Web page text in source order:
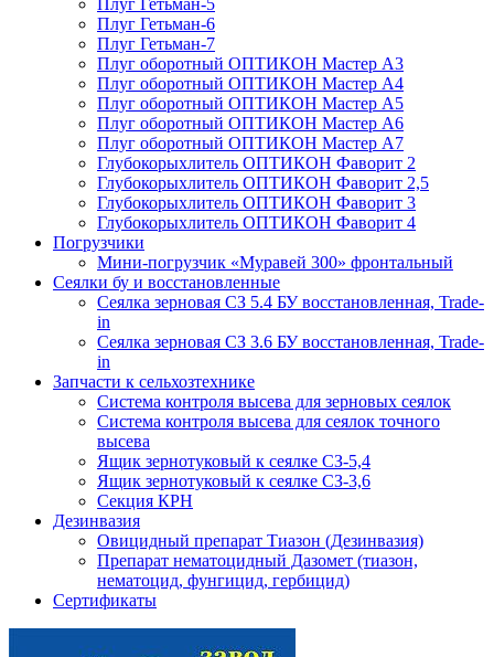
Плуг Гетьман-5
Плуг Гетьман-6
Плуг Гетьман-7
Плуг оборотный ОПТИКОН Мастер А3
Плуг оборотный ОПТИКОН Мастер А4
Плуг оборотный ОПТИКОН Мастер А5
Плуг оборотный ОПТИКОН Мастер А6
Плуг оборотный ОПТИКОН Мастер А7
Глубокорыхлитель ОПТИКОН Фаворит 2
Глубокорыхлитель ОПТИКОН Фаворит 2,5
Глубокорыхлитель ОПТИКОН Фаворит 3
Глубокорыхлитель ОПТИКОН Фаворит 4
Погрузчики
Мини-погрузчик «Муравей 300» фронтальный
Сеялки бу и восстановленные
Сеялка зерновая СЗ 5.4 БУ восстановленная, Trade-
in
Сеялка зерновая СЗ 3.6 БУ восстановленная, Trade-
in
Запчасти к сельхозтехнике
Система контроля высева для зерновых сеялок
Система контроля высева для сеялок точного
высева
Ящик зернотуковый к сеялке СЗ-5,4
Ящик зернотуковый к сеялке СЗ-3,6
Секция КРН
Дезинвазия
Овицидный препарат Тиазон (Дезинвазия)
Препарат нематоцидный Дазомет (тиазон,
нематоцид, фунгицид, гербицид)
Сертификаты